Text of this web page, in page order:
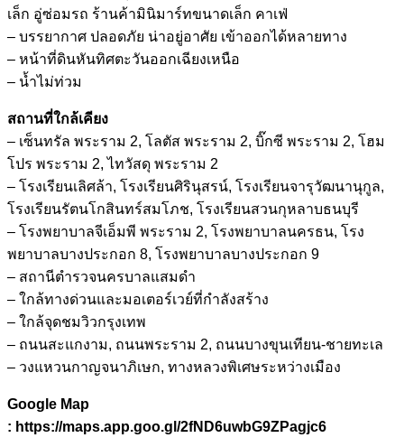
เล็ก อู่ซ่อมรถ ร้านค้ามินิมาร์ทขนาดเล็ก คาเฟ่
– บรรยากาศ ปลอดภัย น่าอยู่อาศัย เข้าออกได้หลายทาง
– หน้าที่ดินหันทิศตะวันออกเฉียงเหนือ
– น้ำไม่ท่วม
สถานที่ใกล้เคียง
– เซ็นทรัล พระราม 2, โลตัส พระราม 2, บิ๊กซี พระราม 2, โฮม
โปร พระราม 2, ไทวัสดุ พระราม 2
– โรงเรียนเลิศล้า, โรงเรียนศิรินุสรน์, โรงเรียนจารุวัฒนานุกูล,
โรงเรียนรัตนโกสินทร์สมโภช, โรงเรียนสวนกุหลาบธนบุรี
– โรงพยาบาลจีเอ็มพี พระราม 2, โรงพยาบาลนครธน, โรง
พยาบาลบางประกอก 8, โรงพยาบาลบางประกอก 9
– สถานีตำรวจนครบาลแสมดำ
– ใกล้ทางด่วนและมอเตอร์เวย์ที่กำลังสร้าง
– ใกล้จุดชมวิวกรุงเทพ
– ถนนสะแกงาม, ถนนพระราม 2, ถนนบางขุนเทียน-ชายทะเล
– วงแหวนกาญจนาภิเษก, ทางหลวงพิเศษระหว่างเมือง
Google Map
: https://maps.app.goo.gl/2fND6uwbG9ZPagjc6